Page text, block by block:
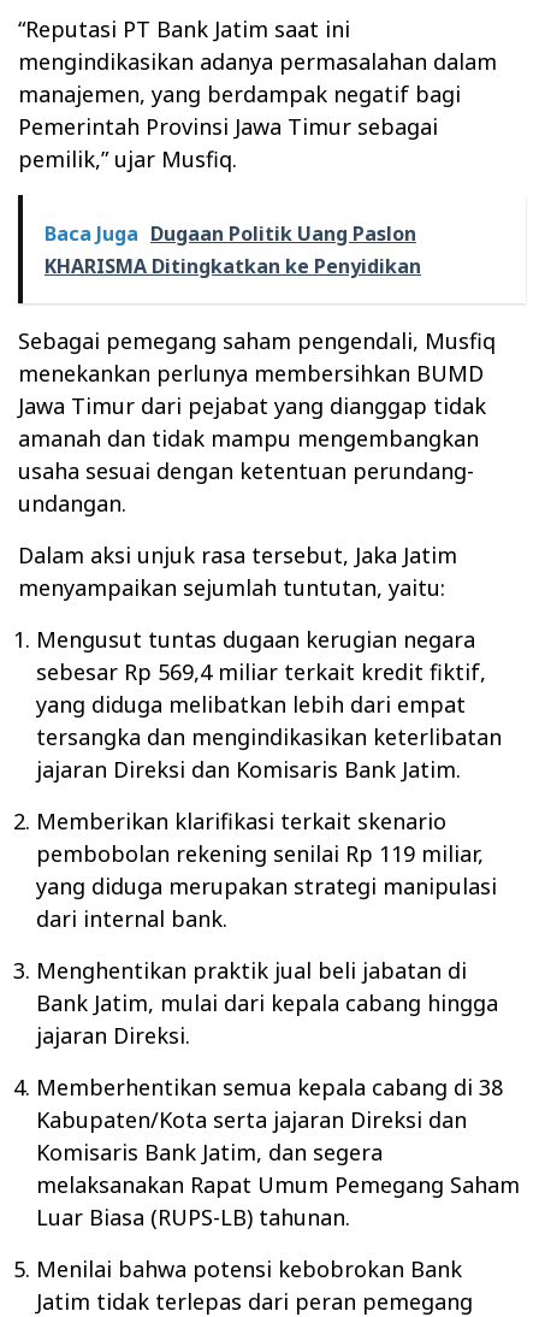
“Reputasi PT Bank Jatim saat ini
mengindikasikan adanya permasalahan dalam
manajemen, yang berdampak negatif bagi
Pemerintah Provinsi Jawa Timur sebagai
pemilik,” ujar Musfiq.
Baca Juga Dugaan Politik Uang Paslon
KHARISMA Ditingkatkan ke Penyidikan
Sebagai pemegang saham pengendali, Musfiq
menekankan perlunya membersihkan BUMD
Jawa Timur dari pejabat yang dianggap tidak
amanah dan tidak mampu mengembangkan
usaha sesuai dengan ketentuan perundang-
undangan.
Dalam aksi unjuk rasa tersebut, Jaka Jatim
menyampaikan sejumlah tuntutan, yaitu:
Mengusut tuntas dugaan kerugian negara
sebesar Rp 569,4 miliar terkait kredit fiktif,
yang diduga melibatkan lebih dari empat
tersangka dan mengindikasikan keterlibatan
jajaran Direksi dan Komisaris Bank Jatim.
Memberikan klarifikasi terkait skenario
pembobolan rekening senilai Rp 119 miliar,
yang diduga merupakan strategi manipulasi
dari internal bank.
Menghentikan praktik jual beli jabatan di
Bank Jatim, mulai dari kepala cabang hingga
jajaran Direksi.
Memberhentikan semua kepala cabang di 38
Kabupaten/Kota serta jajaran Direksi dan
Komisaris Bank Jatim, dan segera
melaksanakan Rapat Umum Pemegang Saham
Luar Biasa (RUPS-LB) tahunan.
Menilai bahwa potensi kebobrokan Bank
Jatim tidak terlepas dari peran pemegang